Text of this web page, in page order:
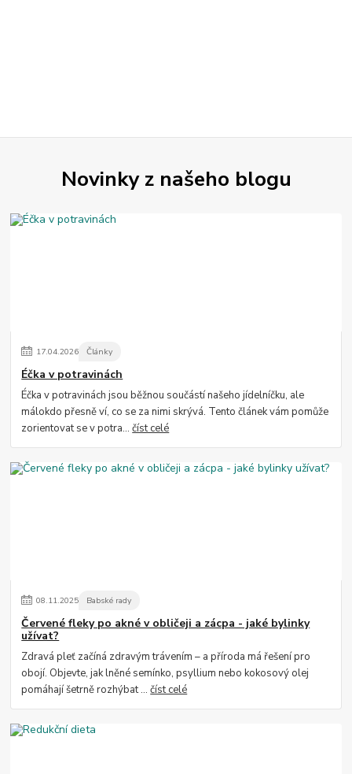
Novinky z našeho blogu
17.04.2026 Články
Éčka v potravinách
Éčka v potravinách jsou běžnou součástí našeho jídelníčku, ale
málokdo přesně ví, co se za nimi skrývá. Tento článek vám pomůže
zorientovat se v potra...číst celé
08.11.2025 Babské rady
Červené fleky po akné v obličeji a zácpa - jaké bylinky
užívat?
Zdravá pleť začíná zdravým trávením – a příroda má řešení pro
obojí. Objevte, jak lněné semínko, psyllium nebo kokosový olej
pomáhají šetrně rozhýbat ...číst celé